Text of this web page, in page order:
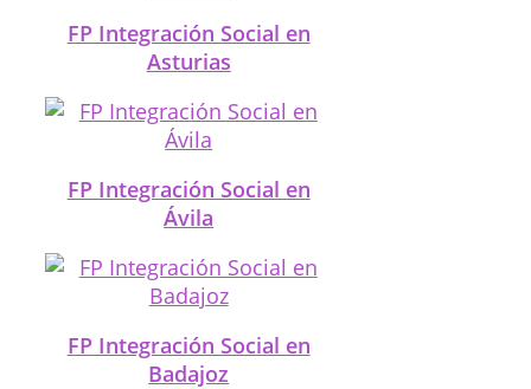
FP Integración Social en
Asturias
FP Integración Social en
Ávila
FP Integración Social en
Badajoz